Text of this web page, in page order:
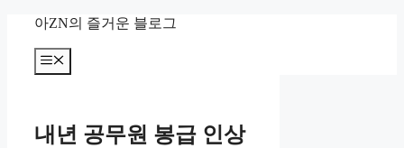
아ZN의 즐거운 블로그
메
뉴
내년 공무원 봉급 인상